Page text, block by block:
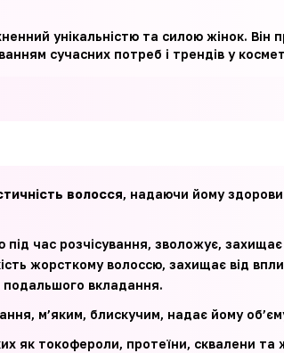
унікальністю та силою жінок. Він
сучасних потреб і трендів у
волосся, надаючи йому
час розчісування, зволожує, захищає
жорсткому волоссю, захищає від
подальшого вкладання.
м’яким, блискучим, надає йому
як токофероли, протеїни, сквалени та